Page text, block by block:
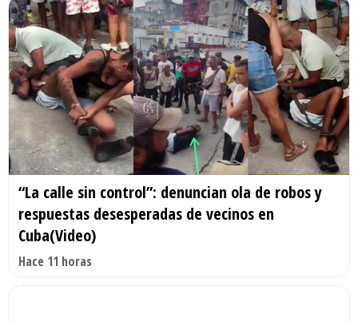
“La calle sin control”: denuncian ola de robos y
respuestas desesperadas de vecinos en
Cuba(Video)
Hace 11 horas